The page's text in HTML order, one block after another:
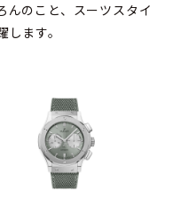
んのこと、スーツスタイ
ます。